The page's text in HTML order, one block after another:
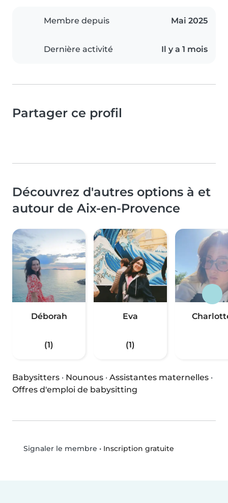
Membre depuis Mai 2025
Dernière activité Il y a 1 mois
Partager ce profil
Découvrez d'autres options à et
autour de Aix-en-Provence
Déborah
(1)
Eva
(1)
Babysitters · Nounous · Assistantes maternelles ·
Offres d'emploi de babysitting
Signaler le membre • Inscription gratuite